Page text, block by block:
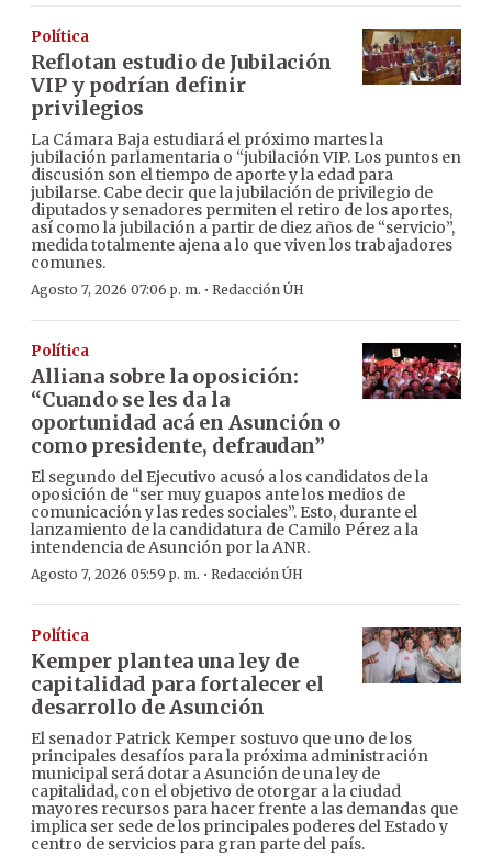
Política
Reflotan estudio de Jubilación
VIP y podrían definir
privilegios
La Cámara Baja estudiará el próximo martes la
jubilación parlamentaria o “jubilación VIP. Los puntos en
discusión son el tiempo de aporte y la edad para
jubilarse. Cabe decir que la jubilación de privilegio de
diputados y senadores permiten el retiro de los aportes,
así como la jubilación a partir de diez años de “servicio”,
medida totalmente ajena a lo que viven los trabajadores
comunes.
Agosto 7, 2026 07:06 p. m. · Redacción ÚH
Política
Alliana sobre la oposición:
“Cuando se les da la
oportunidad acá en Asunción o
como presidente, defraudan”
El segundo del Ejecutivo acusó a los candidatos de la
oposición de “ser muy guapos ante los medios de
comunicación y las redes sociales”. Esto, durante el
lanzamiento de la candidatura de Camilo Pérez a la
intendencia de Asunción por la ANR.
Agosto 7, 2026 05:59 p. m. · Redacción ÚH
Política
Kemper plantea una ley de
capitalidad para fortalecer el
desarrollo de Asunción
El senador Patrick Kemper sostuvo que uno de los
principales desafíos para la próxima administración
municipal será dotar a Asunción de una ley de
capitalidad, con el objetivo de otorgar a la ciudad
mayores recursos para hacer frente a las demandas que
implica ser sede de los principales poderes del Estado y
centro de servicios para gran parte del país.